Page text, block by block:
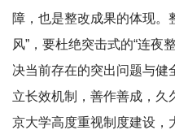
障，也是整改成果的体现。
风”，要杜绝突击式的“连夜
决当前存在的突出问题与健
立长效机制，善作善成，久
京大学高度重视制度建设，